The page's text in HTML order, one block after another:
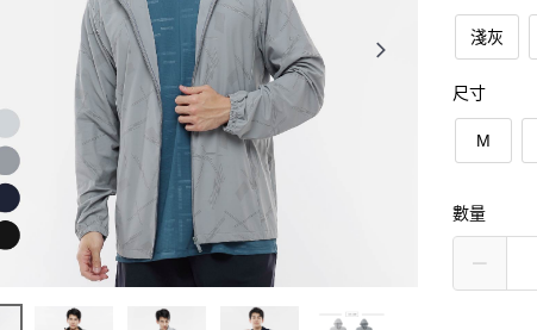
淺灰
尺寸
M
數量